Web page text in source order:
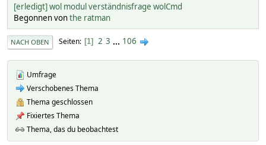
[erledigt] wol modul verständnisfrage wolCmd
Begonnen vonthe ratman
NACH OBEN Seiten 1 2 3 ... 106
Umfrage
Verschobenes Thema
Thema geschlossen
Fixiertes Thema
Thema, das du beobachtest